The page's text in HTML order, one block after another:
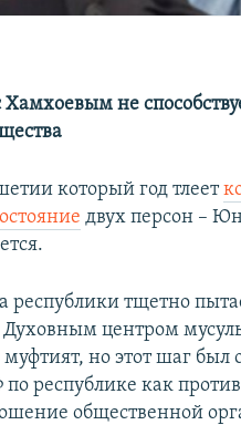
не
который год тлеет
двух персон –
республики тщетно
Духовным центром
но этот шаг был
республике как
общественной